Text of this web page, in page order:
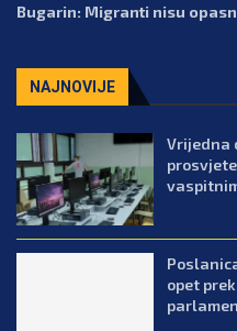
Bugarin: Migranti nisu
NAJNOVIJE
Vrijedna
opet